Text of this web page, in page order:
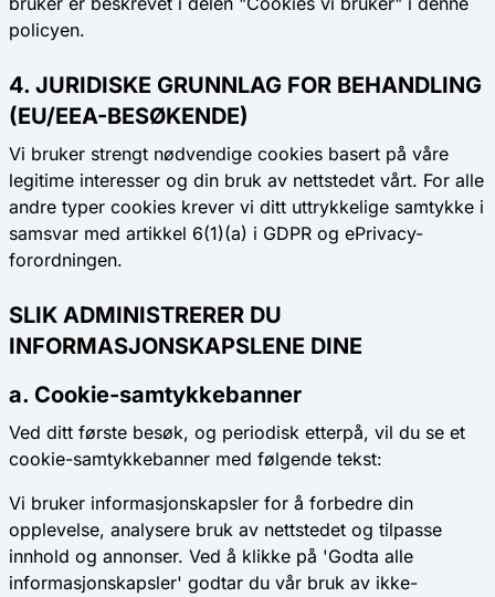
policyen.
4. JURIDISKE GRUNNLAG FOR BEHANDLING
(EU/EEA-BESØKENDE)
Vi bruker strengt nødvendige cookies basert på våre
legitime interesser og din bruk av nettstedet vårt. For alle
andre typer cookies krever vi ditt uttrykkelige samtykke i
samsvar med artikkel 6(1)(a) i GDPR og ePrivacy-
forordningen.
SLIK ADMINISTRERER DU
INFORMASJONSKAPSLENE DINE
a. Cookie-samtykkebanner
Ved ditt første besøk, og periodisk etterpå, vil du se et
cookie-samtykkebanner med følgende tekst:
Vi bruker informasjonskapsler for å forbedre din
opplevelse, analysere bruk av nettstedet og tilpasse
innhold og annonser. Ved å klikke på 'Godta alle
informasjonskapsler' godtar du vår bruk av ikke-